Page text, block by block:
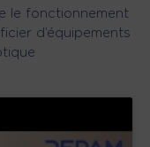
le fonctionnement
d’équipements